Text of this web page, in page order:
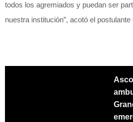
todos los agremiados y puedan ser
nuestra institución”, acotó el postulante